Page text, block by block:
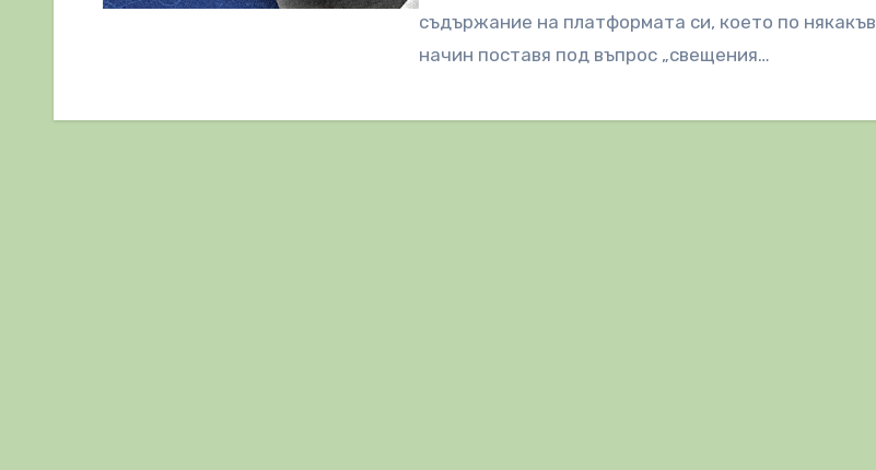
съдържание на платформата си, което по някакъв
начин поставя под въпрос „свещения…